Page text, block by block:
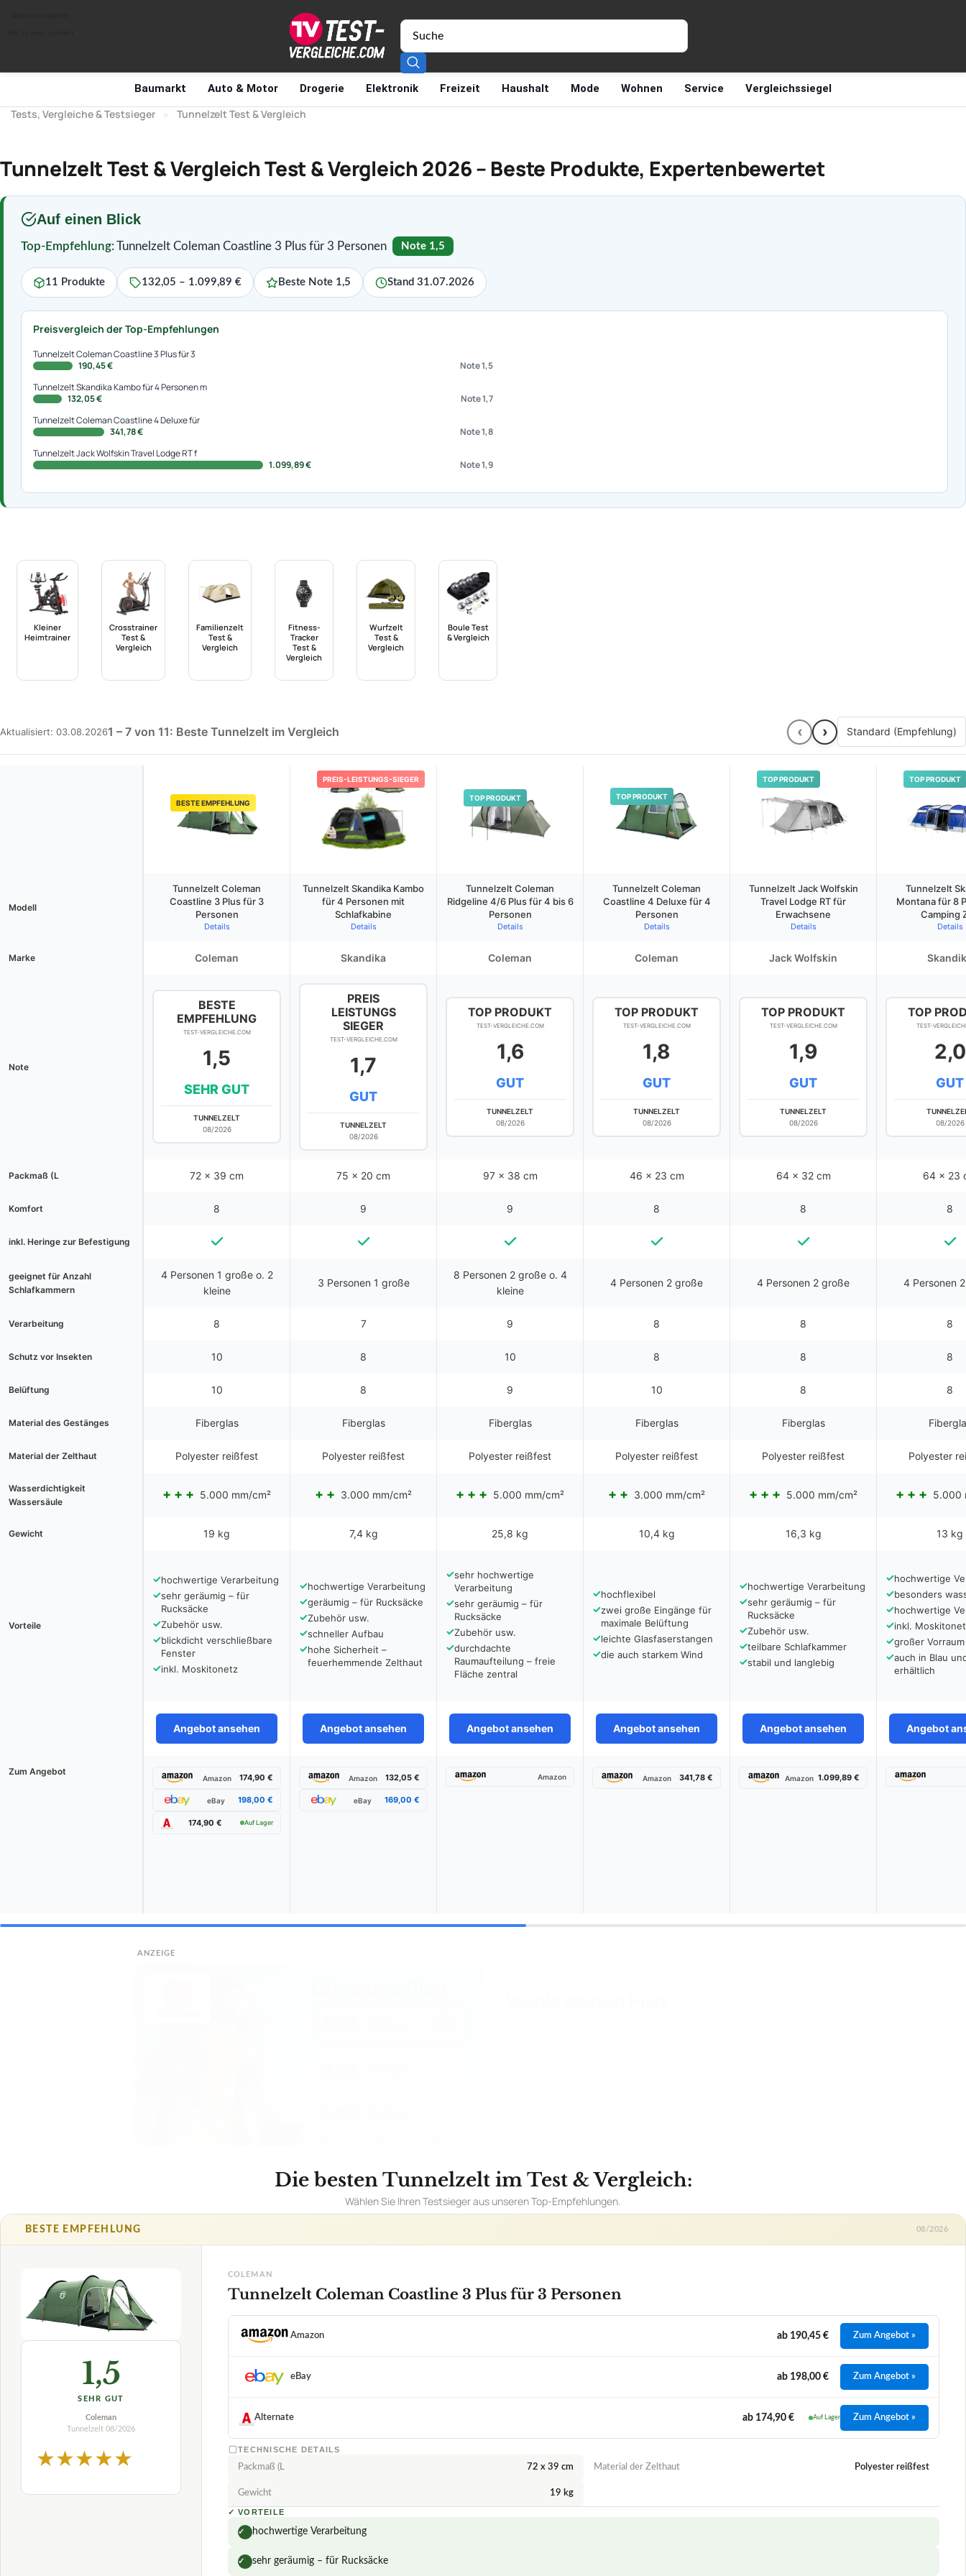
Baumarkt Auto & Motor Drogerie Elektronik Freizeit Haushalt Mode Wohnen Service Vergleichssiegel
Tests, Vergleiche & Testsieger » Tunnelzelt Test & Vergleich
Tunnelzelt Test & Vergleich Test & Vergleich 2026 – Beste Produkte, Expertenbewertet
Auf einen Blick
Top-Empfehlung:Tunnelzelt Coleman Coastline 3 Plus für 3 Personen Note 1,5
11 Produkte 132,05 – 1.099,89 € Beste Note 1,5 Stand 31.07.2026
Preisvergleich der Top-Empfehlungen
Tunnelzelt Coleman Coastline 3 Plus für 3
190,45 €
Note 1,5
Tunnelzelt Skandika Kambo für 4 Personen m
132,05 €
Note 1,7
Tunnelzelt Coleman Coastline 4 Deluxe für
341,78 €
Note 1,8
Tunnelzelt Jack Wolfskin Travel Lodge RT f
1.099,89 €
Note 1,9
Kleiner
Heimtrainer
Crosstrainer
Test &
Vergleich
Familienzelt
Test &
Vergleich
Fitness-
Tracker
Test &
Vergleich
Wurfzelt
Test &
Vergleich
Boule Test
& Vergleich
Aktualisiert: 03.08.20261 – 7 von 11: Beste Tunnelzelt im Vergleich ‹ ›
BESTE EMPFEHLUNG
PREIS-LEISTUNGS-SIEGER
TOP PRODUKT TOP PRODUKT
TOP PRODUKT TOP PRODUKT
Modell
Tunnelzelt Coleman
Coastline 3 Plus für 3
Personen
Details
Tunnelzelt Skandika Kambo
für 4 Personen mit
Schlafkabine
Details
Tunnelzelt Coleman
Ridgeline 4/6 Plus für 4 bis 6
Personen
Details
Tunnelzelt Coleman
Coastline 4 Deluxe für 4
Personen
Details
Tunnelzelt Jack Wolfskin
Travel Lodge RT für
Erwachsene
Details
Tunnelzelt
Montana für 8
Camping
Details
Marke Coleman Skandika Coleman Coleman Jack Wolfskin
Note
BESTE
EMPFEHLUNG
TEST-VERGLEICHE.COM
1,5
SEHR GUT
TUNNELZELT
08/2026
PREIS
LEISTUNGS
SIEGER
TEST-VERGLEICHE.COM
1,7
GUT
TUNNELZELT
08/2026
TOP PRODUKT
TEST-VERGLEICHE.COM
1,6
GUT
TUNNELZELT
08/2026
TOP PRODUKT
TEST-VERGLEICHE.COM
1,8
GUT
TUNNELZELT
08/2026
TOP PRODUKT
TEST-VERGLEICHE.COM
1,9
GUT
TUNNELZELT
08/2026
TOP
TEST-
2,0
GUT
08/2026
Packmaß (L 72 x 39 cm 75 x 20 cm 97 x 38 cm ‎46 x 23 cm 64 x 32 cm 64 x 23
Komfort 8 9 9 8 8 8
inkl. Heringe zur Befestigung
geeignet für Anzahl
Schlafkammern
4 Personen 1 große o. 2
kleine
3 Personen 1 große
8 Personen 2 große o. 4
kleine
4 Personen 2 große 4 Personen 2 große 4 Personen
Verarbeitung 8 7 9 8 8 8
Schutz vor Insekten 10 8 10 8 8 8
Belüftung 10 8 9 10 8 8
Material des Gestänges Fiberglas Fiberglas Fiberglas Fiberglas Fiberglas
Material der Zelthaut Polyester reißfest Polyester reißfest Polyester reißfest Polyester reißfest Polyester reißfest Polyester
Wasserdichtigkeit
Wassersäule
5.000 mm/cm² 3.000 mm/cm² 5.000 mm/cm² 3.000 mm/cm² 5.000 mm/cm² 5.000
Gewicht 19 kg 7,4 kg 25,8 kg 10,4 kg 16,3 kg 13 kg
Vorteile
✓hochwertige Verarbeitung
✓sehr geräumig – für
Rucksäcke
✓Zubehör usw.
✓blickdicht verschließbare
Fenster
✓inkl. Moskitonetz
✓hochwertige Verarbeitung
✓geräumig – für Rucksäcke
✓Zubehör usw.
✓schneller Aufbau
✓hohe Sicherheit –
feuerhemmende Zelthaut
✓sehr hochwertige
Verarbeitung
✓sehr geräumig – für
Rucksäcke
✓Zubehör usw.
✓durchdachte
Raumaufteilung – freie
Fläche zentral
✓hochflexibel
✓zwei große Eingänge für
maximale Belüftung
✓leichte Glasfaserstangen
✓die auch starkem Wind
✓hochwertige Verarbeitung
✓sehr geräumig – für
Rucksäcke
✓Zubehör usw.
✓teilbare Schlafkammer
✓stabil und langlebig
✓hochwertige
✓besonders
✓hochwertige
✓inkl.
✓großer Vorraum
✓auch in Blau
erhältlich
Angebot ansehen Angebot ansehen Angebot ansehen Angebot ansehen Angebot ansehen Angebot
Zum Angebot
Amazon 174,90 €
eBay 198,00 €
174,90 € Auf Lager
Amazon 132,05 €
eBay 169,00 €
Amazon Amazon 341,78 € Amazon 1.099,89 €
ANZEIGE
SEHR GUT
Tunnelzelt 08/2026
★★★★★ Packmaß (L
VORTEILE
sehr geräumig – für Rucksäcke
Fragen und Antworten zu Tunnelzelt Coleman Coastline 3 Plus für 3 Personen
Wie viel Gewicht bringt das Tunnelzelt Coleman Coastline 3 Plus auf die Waage? +
Gibt es spezielle Materialien, die bei der Konstruktion des Zeltes verwendet werden?
Wie sieht es mit der Belüftung des Coleman Coastline 3 Plus aus?